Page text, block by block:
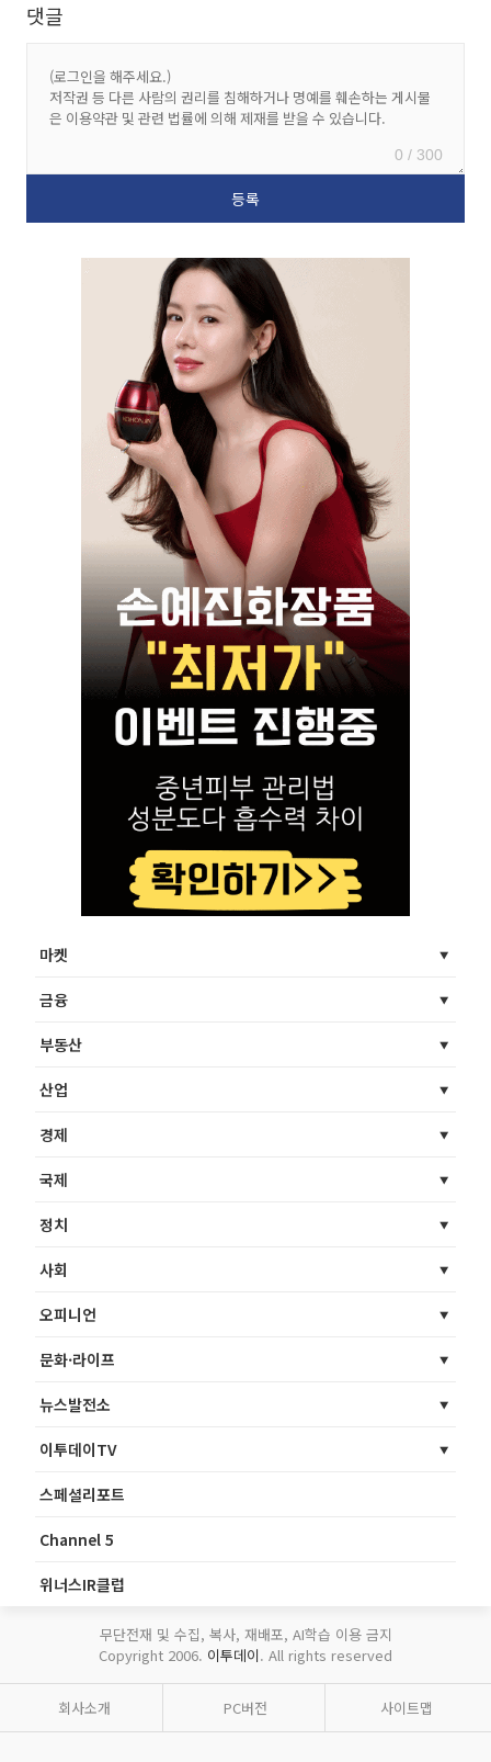
댓글
0 / 300
마켓
금융
부동산
산업
경제
국제
정치
사회
오피니언
문화·라이프
뉴스발전소
이투데이TV
스페셜리포트
Channel 5
위너스IR클럽
무단전재 및 수집, 복사, 재배포, AI학습 이용 금지
Copyright 2006. 이투데이. All rights reserved
회사소개 PC버전 사이트맵